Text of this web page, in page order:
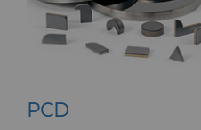
PCD